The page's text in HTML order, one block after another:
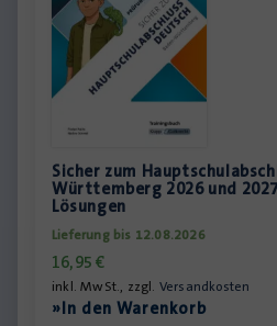
Sicher zum
Württemberg 2026 und
Lösungen
Lieferung bis 12.08.2026
16,95€
inkl. MwSt., zzgl. Versandkosten
»In den Warenkorb